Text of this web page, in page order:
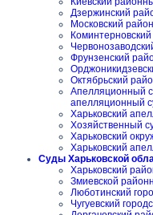
Дзержинский
Московский
Фрунзенский
Октябрьский
Апелляционный
апелляционный
Харьковский
Хозяйственный
Харьковский
Харьковский
Суды Харьковской
Харьковский
Змиевской
Люботинский
Чугуевский